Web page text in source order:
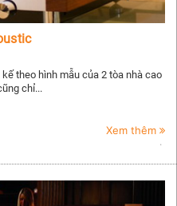
theo hình mẫu của 2 tòa nhà cao
chỉ...
Xem thêm